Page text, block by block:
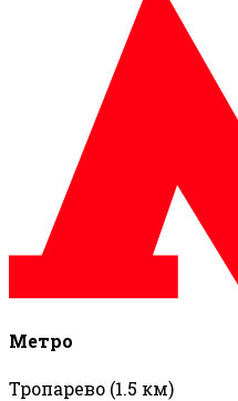
Метро
Тропарево (1.5 км)